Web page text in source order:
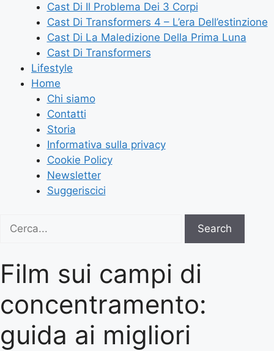
Cast Di Il Problema Dei 3 Corpi
Cast Di Transformers 4 – L’era Dell’estinzione
Cast Di La Maledizione Della Prima Luna
Cast Di Transformers
Lifestyle
Home
Chi siamo
Contatti
Storia
Informativa sulla privacy
Cookie Policy
Newsletter
Suggeriscici
for:
Search
Film sui campi di
concentramento:
guida ai migliori